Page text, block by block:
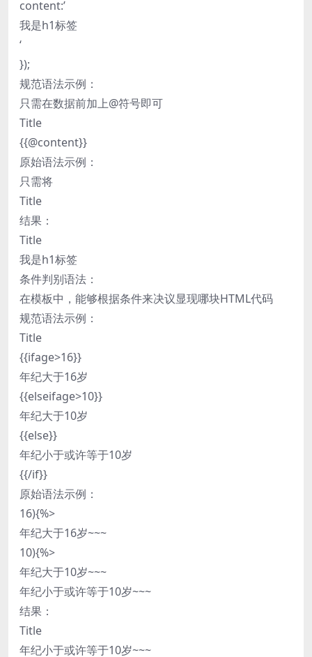
content:’
我是h1标签
‘
});
规范语法示例：
只需在数据前加上@符号即可
Title
{{@content}}
原始语法示例：
只需将
Title
结果：
Title
我是h1标签
条件判别语法：
在模板中，能够根据条件来决议显现哪块HTML代码
规范语法示例：
Title
{{ifage>16}}
年纪大于16岁
{{elseifage>10}}
年纪大于10岁
{{else}}
年纪小于或许等于10岁
{{/if}}
原始语法示例：
16){%>
年纪大于16岁~~~
10){%>
年纪大于10岁~~~
年纪小于或许等于10岁~~~
结果：
Title
年纪小于或许等于10岁~~~